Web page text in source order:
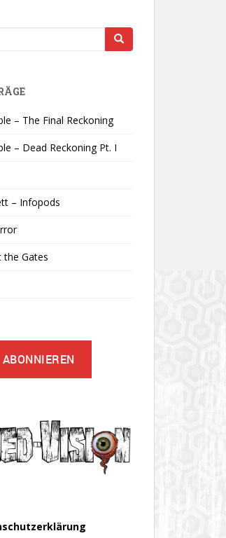
– The Final Reckoning
– Dead Reckoning Pt. I
– Infopods
the Gates